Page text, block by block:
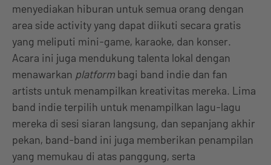
menyediakan hiburan untuk semua orang dengan
area side activity yang dapat diikuti secara gratis
yang meliputi mini-game, karaoke, dan konser.
Acara ini juga mendukung talenta lokal dengan
menawarkan platform bagi band indie dan fan
artists untuk menampilkan kreativitas mereka. Lima
band indie terpilih untuk menampilkan lagu-lagu
mereka di sesi siaran langsung, dan sepanjang akhir
pekan, band-band ini juga memberikan penampilan
yang memukau di atas panggung, serta